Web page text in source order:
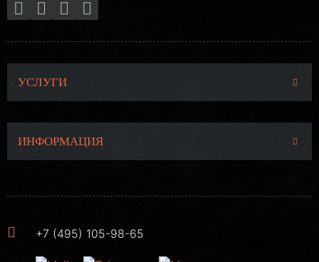
УСЛУГИ
ИНФОРМАЦИЯ
+7 (495) 105-98-65